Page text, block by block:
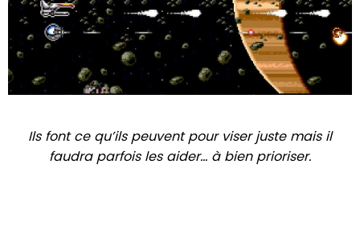
Ils font ce qu’ils peuvent pour viser juste mais il
faudra parfois les aider… à bien prioriser.